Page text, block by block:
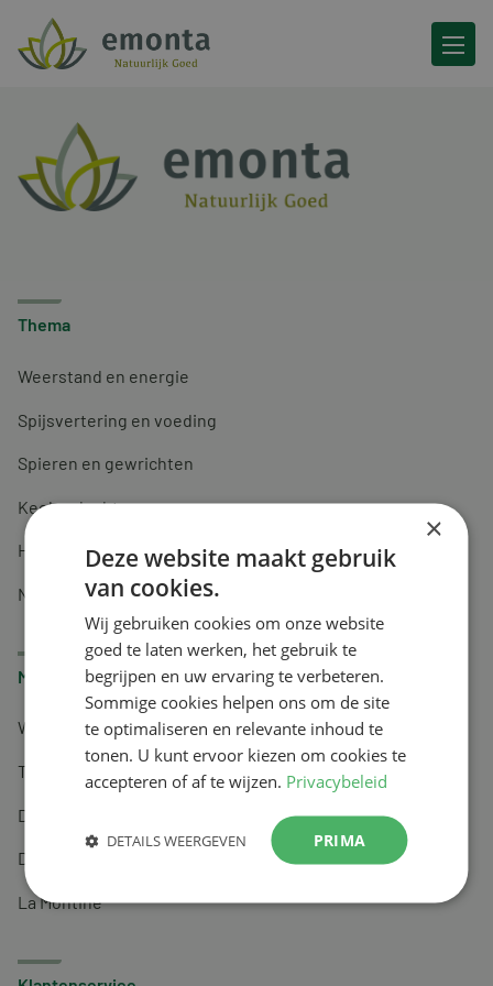
Ga naar de inhoud
Thema
Weerstand en energie
Spijsvertering en voeding
Spieren en gewrichten
Keel en luchtwegen
Huidverzorging
Nachtrust
Merken
Wapiti
Tai-Ginseng
Dermagíq
Draisma
La Montine
×
Deze website maakt gebruik
van cookies.
Wij gebruiken cookies om onze website
goed te laten werken, het gebruik te
begrijpen en uw ervaring te verbeteren.
Sommige cookies helpen ons om de site
te optimaliseren en relevante inhoud te
tonen. U kunt ervoor kiezen om cookies te
accepteren of af te wijzen. Privacybeleid
PRIMA
DETAILS WEERGEVEN